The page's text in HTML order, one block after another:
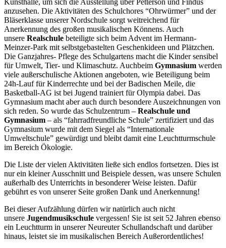
anzusehen. Die Aktivitäten des Schulchores “Ohrwürmer” und der
Bläserklasse unserer Nordschule sorgt weitreichend für
Anerkennung des großen musikalischen Könnens. Auch
unsere Realschule beteiligte sich beim Advent im Hermann-
Meinzer-Park mit selbstgebastelten Geschenkideen und Plätzchen.
Die Ganzjahres- Pflege des Schulgartens macht die Kinder sensibel
für Umwelt, Tier- und Klimaschutz. Auchbeim Gymnasium werden
viele außerschulische Aktionen angeboten, wie Beteiligung beim
24h-Lauf für Kinderrechte und bei der Badischen Meile, die
Basketball-AG ist bei Jugend trainiert für Olympia dabei. Das
Gymnasium macht aber auch durch besondere Auszeichnungen von
sich reden. So wurde das Schulzentrum – Realschule und
Gymnasium – als “fahrradfreundliche Schule” zertifiziert und das
Gymnasium wurde mit dem Siegel als “Internationale
Umweltschule” gewürdigt und bleibt damit eine Leuchtturmschule
im Bereich Ökologie.
Die Liste der vielen Aktivitäten ließe sich endlos fortsetzen. Dies ist
nur ein kleiner Ausschnitt und Beispiele dessen, was unsere Schulen
außerhalb des Unterrichts in besonderer Weise leisten. Dafür
gebührt es von unserer Seite großen Dank und Anerkennung!
Bei dieser Aufzählung dürfen wir natürlich auch nicht
unsere Jugendmusikschule vergessen! Sie ist seit 52 Jahren ebenso
ein Leuchtturm in unserer Neureuter Schullandschaft und darüber
hinaus, leistet sie im musikalischen Bereich Außerordentliches!